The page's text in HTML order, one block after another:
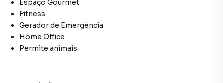
Espaço Gourmet
Fitness
Gerador de Emergência
Home Office
Permite animais